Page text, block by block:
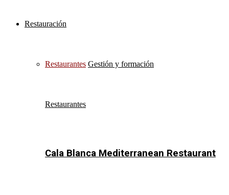
Restauración
Restaurantes Gestión y formación
Restaurantes
Cala Blanca Mediterranean Restaurant